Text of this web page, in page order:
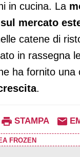
in cucina. La
mercato
catene di
in rassegna
ha fornito una
.
STAMPA
FROZEN